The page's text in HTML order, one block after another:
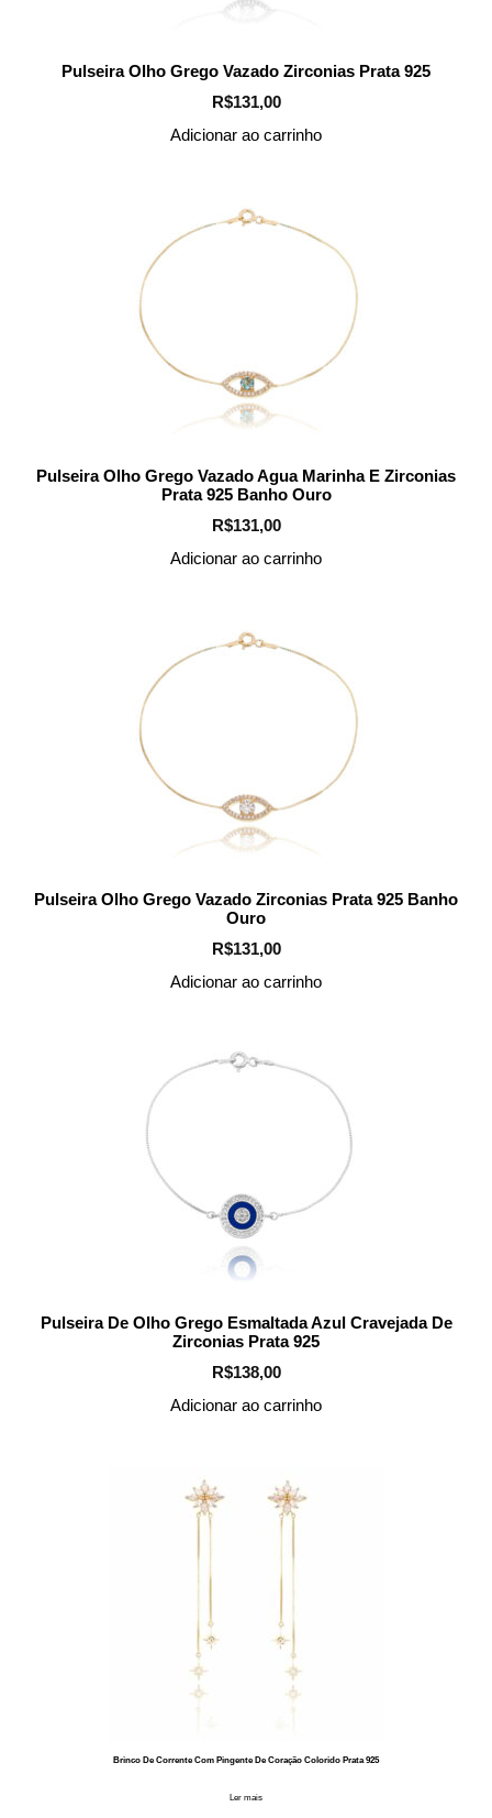
Pulseira Olho Grego Vazado Zirconias Prata 925
R$131,00
Adicionar ao carrinho
Pulseira Olho Grego Vazado Agua Marinha E Zirconias
Prata 925 Banho Ouro
R$131,00
Adicionar ao carrinho
Pulseira Olho Grego Vazado Zirconias Prata 925 Banho
Ouro
R$131,00
Adicionar ao carrinho
Pulseira De Olho Grego Esmaltada Azul Cravejada De
Zirconias Prata 925
R$138,00
Adicionar ao carrinho
Brinco De Corrente Com Pingente De Coração Colorido Prata 925
Ler mais